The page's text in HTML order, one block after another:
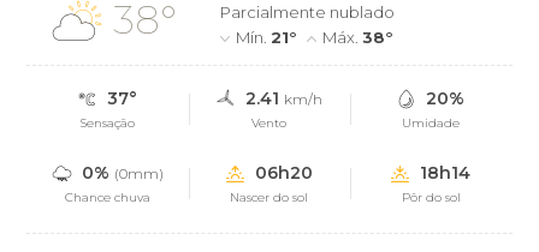
38°
Parcialmente nublado
Mín.21° Máx.38°
37°
Sensação
2.41 km/h
Vento
20%
Umidade
0% (0mm)
Chance chuva
06h20
Nascer do sol
18h14
Pôr do sol